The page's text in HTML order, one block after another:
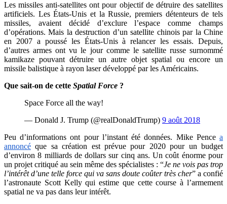
Les missiles anti-satellites ont pour objectif de détruire des satellites
artificiels. Les États-Unis et la Russie, premiers détenteurs de tels
missiles, avaient décidé d’exclure l’espace comme champs
d’opérations. Mais la destruction d’un satellite chinois par la Chine
en 2007 a poussé les États-Unis à relancer les essais. Depuis,
d’autres armes ont vu le jour comme le satellite russe surnommé
kamikaze pouvant détruire un autre objet spatial ou encore un
missile balistique à rayon laser développé par les Américains.
Que sait-on de cette Spatial Force ?
Space Force all the way!
— Donald J. Trump (@realDonaldTrump) 9 août 2018
Peu d’informations ont pour l’instant été données. Mike Pence a
annoncé que sa création est prévue pour 2020 pour un budget
d’environ 8 milliards de dollars sur cinq ans. Un coût énorme pour
un projet critiqué au sein même des spécialistes : “Je ne vois pas trop
l’intérêt d’une telle force qui va sans doute coûter très cher” a confié
l’astronaute Scott Kelly qui estime que cette course à l’armement
spatial ne va pas dans leur intérêt.